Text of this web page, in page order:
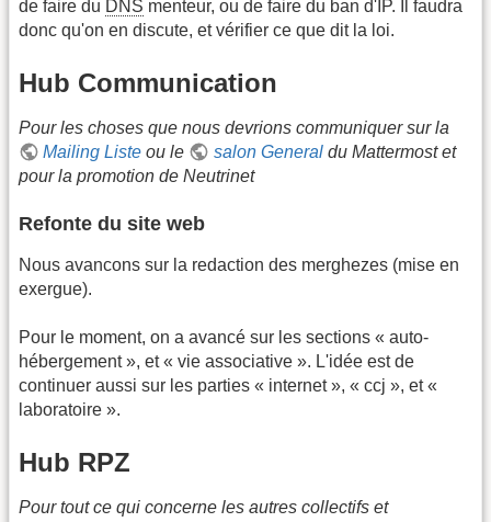
de faire du DNS menteur, ou de faire du ban d'IP. Il faudra
donc qu'on en discute, et vérifier ce que dit la loi.
Hub Communication
Pour les choses que nous devrions communiquer sur la
Mailing Liste ou le salon Generaldu Mattermost et
pour la promotion de Neutrinet
Refonte du site web
Nous avancons sur la redaction des merghezes (mise en
exergue).
Pour le moment, on a avancé sur les sections « auto-
hébergement », et « vie associative ». L'idée est de
continuer aussi sur les parties « internet », « ccj », et «
laboratoire ».
Hub RPZ
Pour tout ce qui concerne les autres collectifs et